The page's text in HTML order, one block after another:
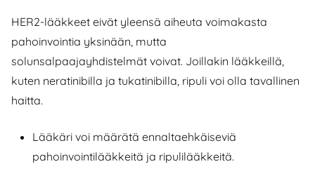
HER2-lääkkeet eivät yleensä aiheuta voimakasta
pahoinvointia yksinään, mutta
solunsalpaajayhdistelmät voivat. Joillakin lääkkeillä,
kuten neratinibilla ja tukatinibilla, ripuli voi olla tavallinen
haitta.
Lääkäri voi määrätä ennaltaehkäiseviä
pahoinvointilääkkeitä ja ripulilääkkeitä.